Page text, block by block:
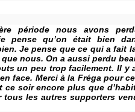
période nous avons
pense qu’on était bien
Je pense que ce qui a fait
nous. On a aussi perdu
un peu trop facilement. Il y
face. Merci à la Fréga pour
soir encore plus que
les autres supporters